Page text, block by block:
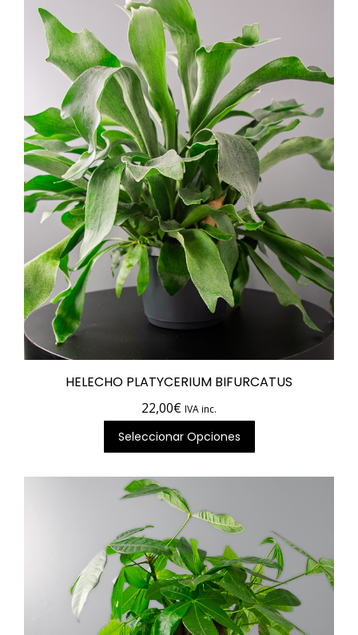
HELECHO PLATYCERIUM BIFURCATUS
22,00€ IVA inc.
Seleccionar Opciones